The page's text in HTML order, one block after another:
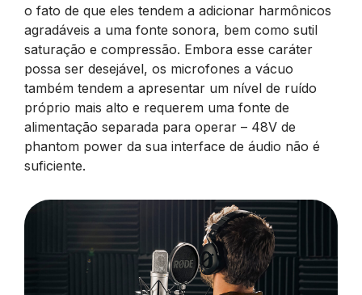
o fato de que eles tendem a adicionar harmônicos
agradáveis a uma fonte sonora, bem como sutil
saturação e compressão. Embora esse caráter
possa ser desejável, os microfones a vácuo
também tendem a apresentar um nível de ruído
próprio mais alto e requerem uma fonte de
alimentação separada para operar – 48V de
phantom power da sua interface de áudio não é
suficiente.